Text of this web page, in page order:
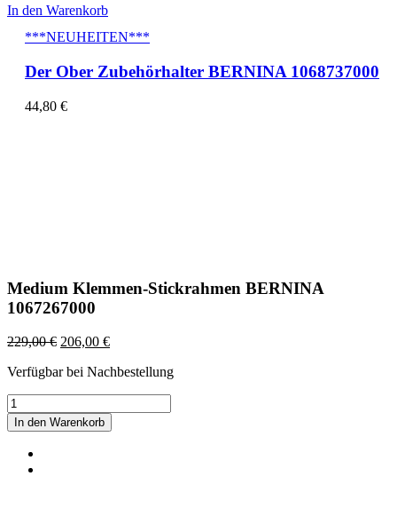
In den Warenkorb
***NEUHEITEN***
Der Ober Zubehörhalter BERNINA 1068737000
44,80 €
Medium Klemmen-Stickrahmen BERNINA
1067267000
229,00€ 206,00 €
Verfügbar bei Nachbestellung
Medium
Klemmen-
Stickrahmen
BERNINA
1067267000
In den Warenkorb